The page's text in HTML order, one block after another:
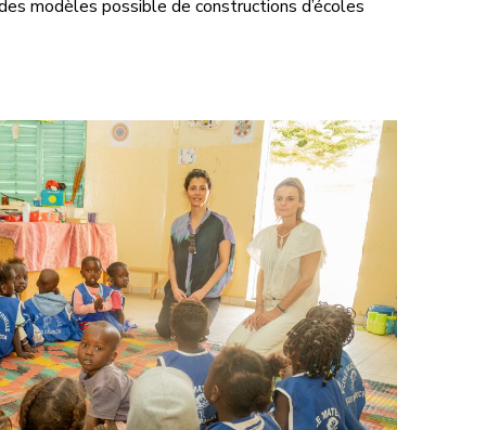
modèles possible de constructions d’écoles